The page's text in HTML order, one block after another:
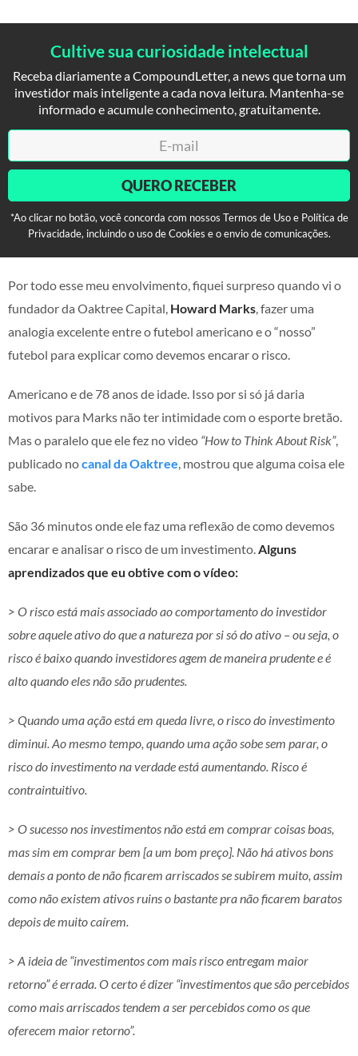
Cultive sua curiosidade intelectual
Receba diariamente a CompoundLetter, a news que torna um
investidor mais inteligente a cada nova leitura. Mantenha-se
informado e acumule conhecimento, gratuitamente.
QUERO RECEBER
*Ao clicar no botão, você concorda com nossos Termos de Uso e Política de
Privacidade, incluindo o uso de Cookies e o envio de comunicações.
Por todo esse meu envolvimento, fiquei surpreso quando vi o
fundador da Oaktree Capital, Howard Marks, fazer uma
analogia excelente entre o futebol americano e o “nosso”
futebol para explicar como devemos encarar o risco.
Americano e de 78 anos de idade. Isso por si só já daria
motivos para Marks não ter intimidade com o esporte bretão.
Mas o paralelo que ele fez no video “How to Think About Risk”,
publicado nocanal da Oaktree, mostrou que alguma coisa ele
sabe.
São 36 minutos onde ele faz uma reflexão de como devemos
encarar e analisar o risco de um investimento.Alguns
aprendizados que eu obtive com o vídeo:
> O risco está mais associado ao comportamento do investidor
sobre aquele ativo do que a natureza por si só do ativo – ou seja, o
risco é baixo quando investidores agem de maneira prudente e é
alto quando eles não são prudentes.
> Quando uma ação está em queda livre, o risco do investimento
diminui. Ao mesmo tempo, quando uma ação sobe sem parar, o
risco do investimento na verdade está aumentando. Risco é
contraintuitivo.
> O sucesso nos investimentos não está em comprar coisas boas,
mas sim em comprar bem [a um bom preço]. Não há ativos bons
demais a ponto de não ficarem arriscados se subirem muito, assim
como não existem ativos ruins o bastante pra não ficarem baratos
depois de muito caírem.
> A ideia de “investimentos com mais risco entregam maior
retorno” é errada. O certo é dizer “investimentos que são percebidos
como mais arriscados tendem a ser percebidos como os que
oferecem maior retorno”.